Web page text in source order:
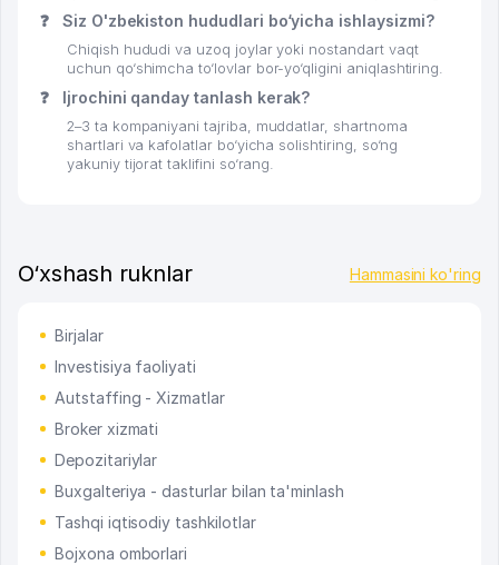
❓ Siz O'zbekiston hududlari bo‘yicha ishlaysizmi?
Chiqish hududi va uzoq joylar yoki nostandart vaqt
uchun qo‘shimcha to‘lovlar bor-yo‘qligini aniqlashtiring.
❓ Ijrochini qanday tanlash kerak?
2–3 ta kompaniyani tajriba, muddatlar, shartnoma
shartlari va kafolatlar bo‘yicha solishtiring, so‘ng
yakuniy tijorat taklifini so‘rang.
O‘xshash ruknlar Hammasini ko'ring
Birjalar
Investisiya faoliyati
Autstaffing - Xizmatlar
Broker xizmati
Depozitariylar
Buxgalteriya - dasturlar bilan ta'minlash
Tashqi iqtisodiy tashkilotlar
Bojxona omborlari